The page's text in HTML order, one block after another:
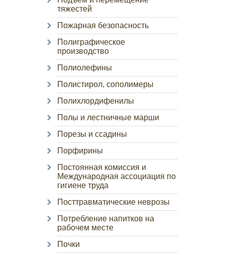
тяжестей
Пожарная безопасность
Полиграфическое
производство
Полиолефины
Полистирол, сополимеры
Полихлордифенилы
Полы и лестничные марши
Порезы и ссадины
Порфирины
Постоянная комиссия и
Международная ассоциация по
гигиене труда
Посттравматические неврозы
Потребление напитков на
рабочем месте
Почки